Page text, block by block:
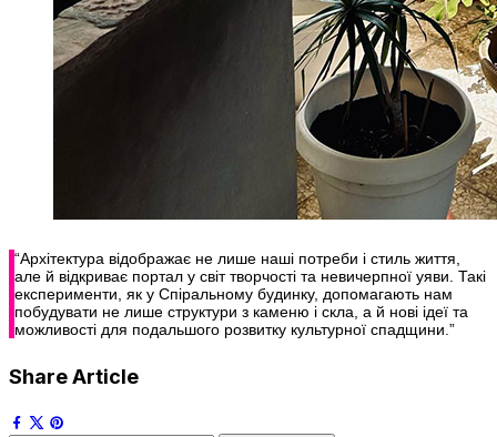
“Архітектура відображає не лише наші потреби і стиль життя,
але й відкриває портал у світ творчості та невичерпної уяви. Такі
експерименти, як у Спіральному будинку, допомагають нам
побудувати не лише структури з каменю і скла, а й нові ідеї та
можливості для подальшого розвитку культурної спадщини.”
Share Article